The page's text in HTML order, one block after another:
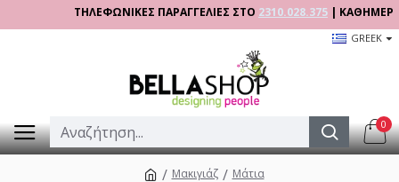
ΤΗΛΕΦΩΝΙΚΕΣ ΠΑΡΑΓΓΕΛΙΕΣ ΣΤΟ2310.028.375| ΚΑΘΗΜΕΡΙΝΑ
GREEK
0
Μακιγιάζ
Μάτια